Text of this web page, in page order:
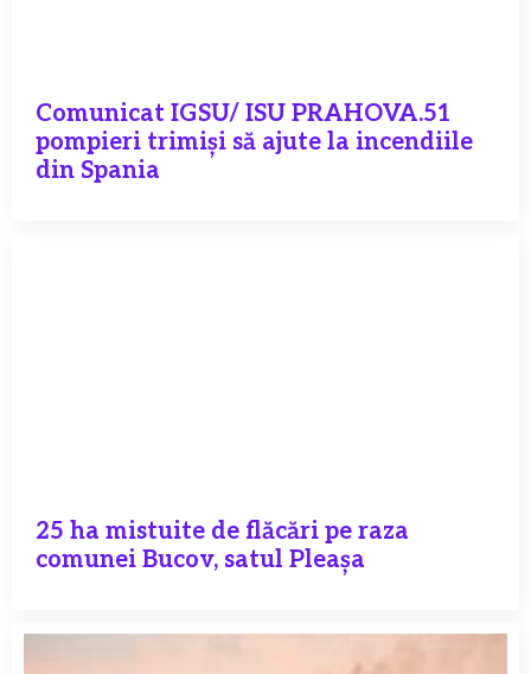
Comunicat IGSU/ ISU PRAHOVA.51
pompieri trimiși să ajute la incendiile
din Spania
25 ha mistuite de flăcări pe raza
comunei Bucov, satul Pleașa